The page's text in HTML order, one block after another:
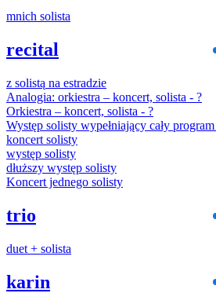
mnich solista
recital
z solistą na estradzie
Analogia: orkiestra – koncert, solista - ?
Orkiestra – koncert, solista - ?
Występ solisty wypełniający cały
koncert solisty
występ solisty
dłuższy występ solisty
Koncert jednego solisty
trio
duet + solista
karin